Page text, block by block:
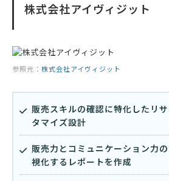
株式会社アイヴィジット
参照元： 株式会社アイヴィジット
販売スキルの確認に特化したリ
タマイズ設計
販売力とコミュニケーション力
視化するレポートを作成